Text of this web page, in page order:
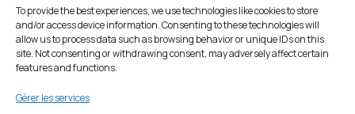
To provide the best experiences, we use technologies like cookies to store
and/or access device information. Consenting to these technologies will
allow us to process data such as browsing behavior or unique IDs on this
site. Not consenting or withdrawing consent, may adversely affect certain
features and functions.
Gérer les services
€949.00
Apple
iPhone 16 PRO MAX
Blanc Titane